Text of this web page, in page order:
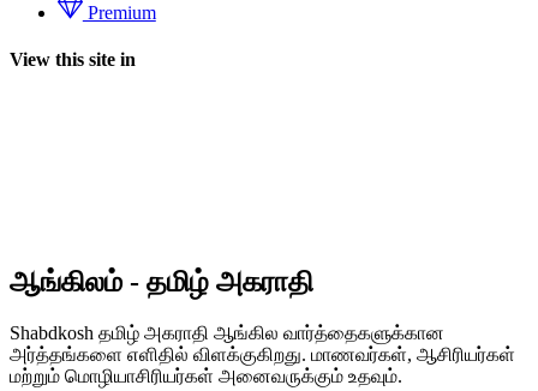
Premium
View this site in
ஆங்கிலம் - தமிழ் அகராதி
Shabdkosh தமிழ் அகராதி ஆங்கில வார்த்தைகளுக்கான
அர்த்தங்களை எளிதில் விளக்குகிறது. மாணவர்கள், ஆசிரியர்கள்
மற்றும் மொழியாசிரியர்கள் அனைவருக்கும் உதவும்.